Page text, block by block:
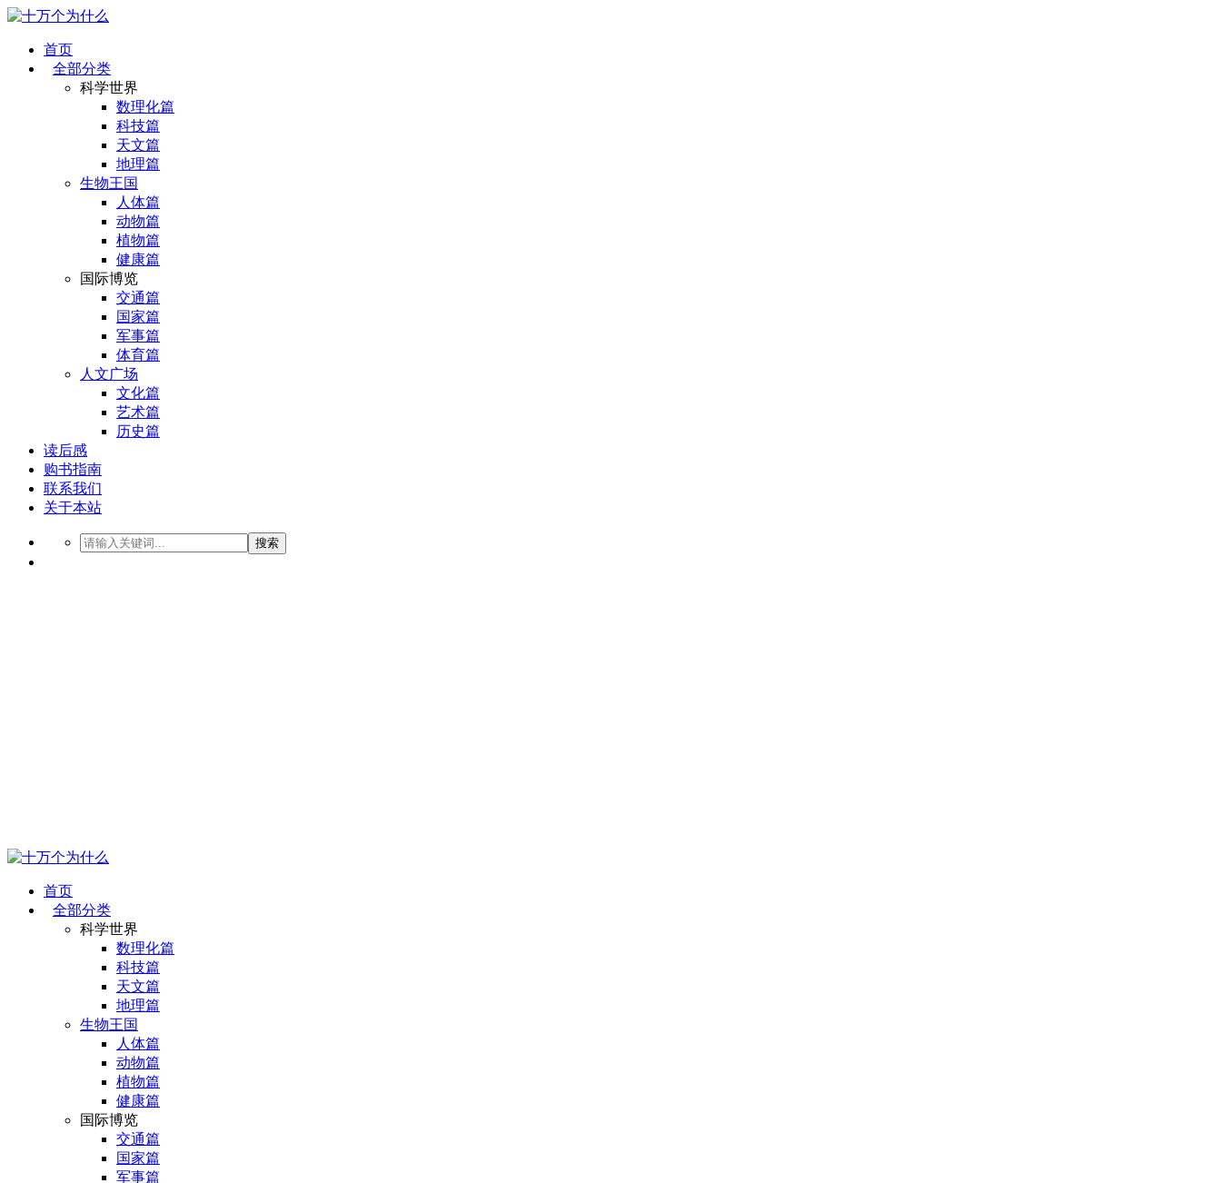
首页
全部分类
科学世界
数理化篇
科技篇
天文篇
地理篇
生物王国
人体篇
动物篇
植物篇
健康篇
国际博览
交通篇
国家篇
军事篇
体育篇
人文广场
文化篇
艺术篇
历史篇
读后感
购书指南
联系我们
关于本站
搜索
首页
全部分类
科学世界
数理化篇
科技篇
天文篇
地理篇
生物王国
人体篇
动物篇
植物篇
健康篇
国际博览
交通篇
国家篇
军事篇